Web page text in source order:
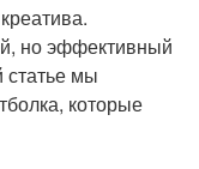
но эффективный
статье мы
которые